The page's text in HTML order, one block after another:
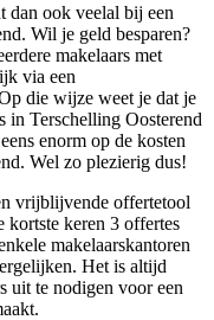
dan ook veelal bij een
Wil je geld besparen?
makelaars met
via een
die wijze weet je dat je
in Terschelling Oosterend
enorm op de kosten
Wel zo plezierig dus!
vrijblijvende offertetool
kortste keren 3 offertes
makelaarskantoren
Het is altijd
uit te nodigen voor een